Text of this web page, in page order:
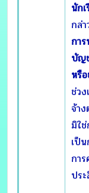
นัก
กล่า
กา
บัญ
หรื
ช่ว
จ้า
มิใ
เป็
กา
ปร